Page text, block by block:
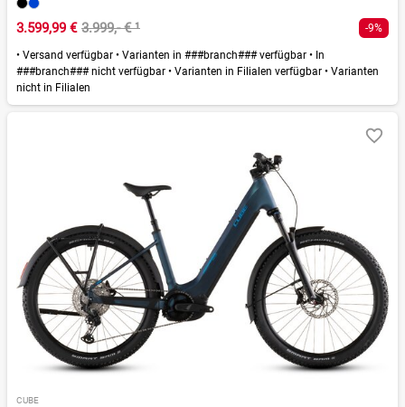
3.599,99 € 3.999,- €¹ -9%
• Versand verfügbar • Varianten in ###branch### verfügbar • In
###branch### nicht verfügbar • Varianten in Filialen verfügbar • Varianten
nicht in Filialen
CUBE